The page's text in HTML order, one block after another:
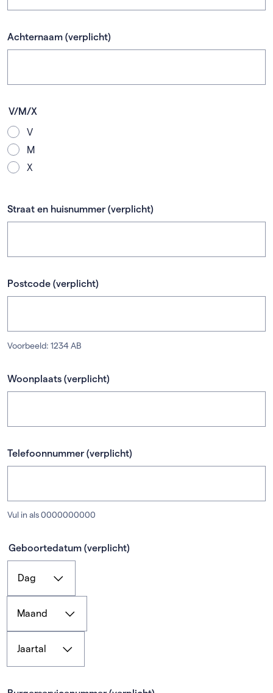
Achternaam (verplicht)
V/M/X
V
M
X
Straat en huisnummer (verplicht)
Postcode (verplicht)
Voorbeeld: 1234 AB
Woonplaats (verplicht)
Telefoonnummer (verplicht)
Vul in als 0000000000
Geboortedatum (verplicht)